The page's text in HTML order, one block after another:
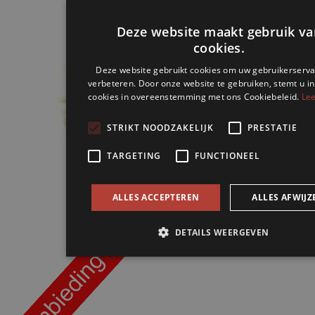
Deze website maakt gebruik
cookies.
Deze website gebruikt cookies om uw
verbeteren. Door onze website te gebruiken, stemt u
cookies in overeenstemming met ons Cookiebeleid.
STRIKT NOODZAKELIJK PRESTATIE
TARGETING FUNCTIONEEL
ALLES ACCEPTEREN ALLES
DETAILS WEERGEVEN
Strikt noodzakelijk